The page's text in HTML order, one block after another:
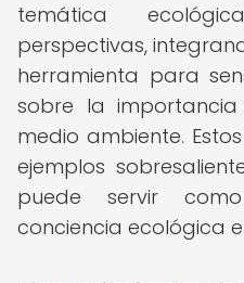
temática
perspectivas,
herramienta para
sobre la
medio ambiente.
ejemplos
puede servir
conciencia ecológica